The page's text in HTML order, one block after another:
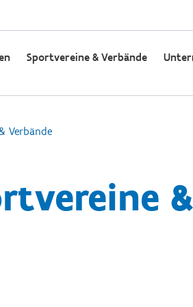
Sportvereine & Verbände
Verbände